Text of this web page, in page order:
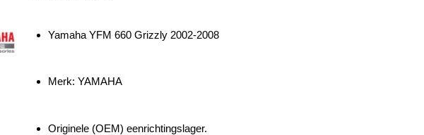
Yamaha YFM 660 Grizzly 2002-2008
Merk: YAMAHA
Originele (OEM) eenrichtingslager.